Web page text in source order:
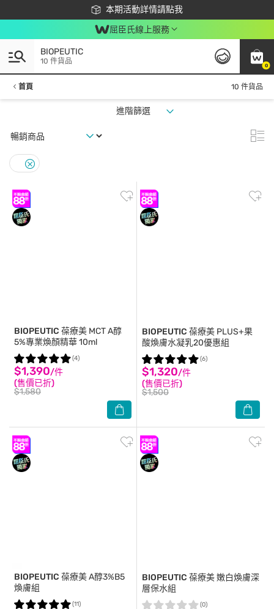
本期活動詳情請點我
下載app最高回饋$350
屈臣氏線上服務
0
BIOPEUTIC
10 件貨品
首頁 10 件貨品
進階篩選
BIOPEUTIC 葆療美 MCT A醇
5%專業煥顏精華 10ml
$1,390/件
(售價已折)
$1,580
(4)
BIOPEUTIC 葆療美 PLUS+果
酸煥膚水凝乳20優惠組
$1,320/件
(售價已折)
$1,500
(6)
BIOPEUTIC 葆療美 A醇3%B5
煥膚組
(11)
BIOPEUTIC 葆療美 嫩白煥膚深
層保水組
(0)